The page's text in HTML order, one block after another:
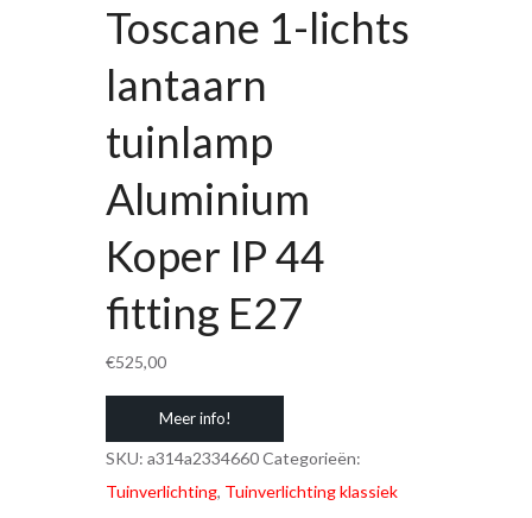
Toscane 1-lichts
lantaarn
tuinlamp
Aluminium
Koper IP 44
fitting E27
€525,00
Meer info!
SKU: a314a2334660Categorieën:
Tuinverlichting, Tuinverlichting klassiek